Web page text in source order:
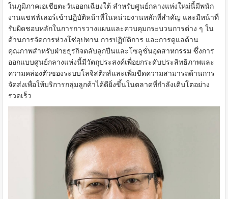
ในภูมิภาคเอเชียตะวันออกเฉียงใต้ สำหรับศูนย์กลางแห่งใหม่นี้มีพนัก
งานแชฟฟ์เลอร์เข้าปฏิบัติหน้าที่ในหน่วยงานหลักที่สำคัญ และมีหน้าที่
รับผิดชอบหลักในการการวางแผนและควบคุมกระบวนการต่าง ๆ ใน
ด้านการจัดการห่วงโซ่อุปทาน การปฏิบัติการ และการดูแลด้าน
คุณภาพสำหรับฝ่ายธุรกิจตลับลูกปืนและโซลูชั่นอุตสาหกรรม ซึ่งการ
ออกแบบศูนย์กลางแห่งนี้มีวัตถุประสงค์เพื่อยกระดับประสิทธิภาพและ
ความคล่องตัวของระบบโลจิสติกส์และเพิ่มขีดความสามารถด้านการ
จัดส่งเพื่อให้บริการกลุ่มลูกค้าได้ดียิ่งขึ้นในตลาดที่กำลังเติบโตอย่าง
รวดเร็ว